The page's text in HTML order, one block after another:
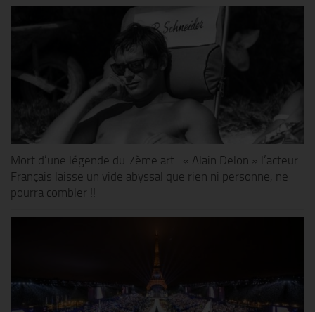
Mort d’une légende du 7ème art : « Alain Delon » l’acteur
Français laisse un vide abyssal que rien ni personne, ne
pourra combler !!